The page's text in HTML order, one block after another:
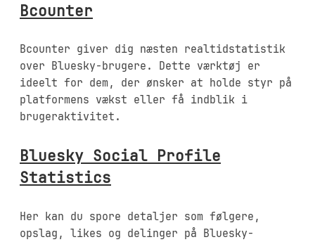
Bcounter
Bcounter giver dig næsten realtidstatistik
over Bluesky-brugere. Dette værktøj er
ideelt for dem, der ønsker at holde styr på
platformens vækst eller få indblik i
brugeraktivitet.
Bluesky Social Profile
Statistics
Her kan du spore detaljer som følgere,
opslag, likes og delinger på Bluesky-